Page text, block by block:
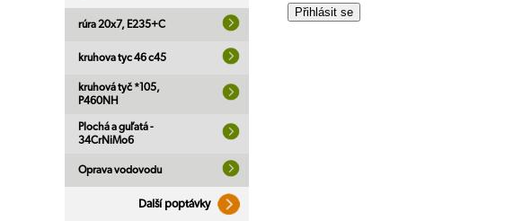
rúra 20x7, E235+C
kruhova tyc 46 c45
kruhová tyč *105,
P460NH
Plochá a guľatá -
34CrNiMo6
Oprava vodovodu
Další poptávky